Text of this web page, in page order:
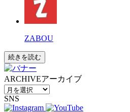
ZABOU
続きを読む
ARCHIVEアーカイブ
SNS